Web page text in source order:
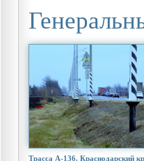
Трасса А-136. Краснодарский